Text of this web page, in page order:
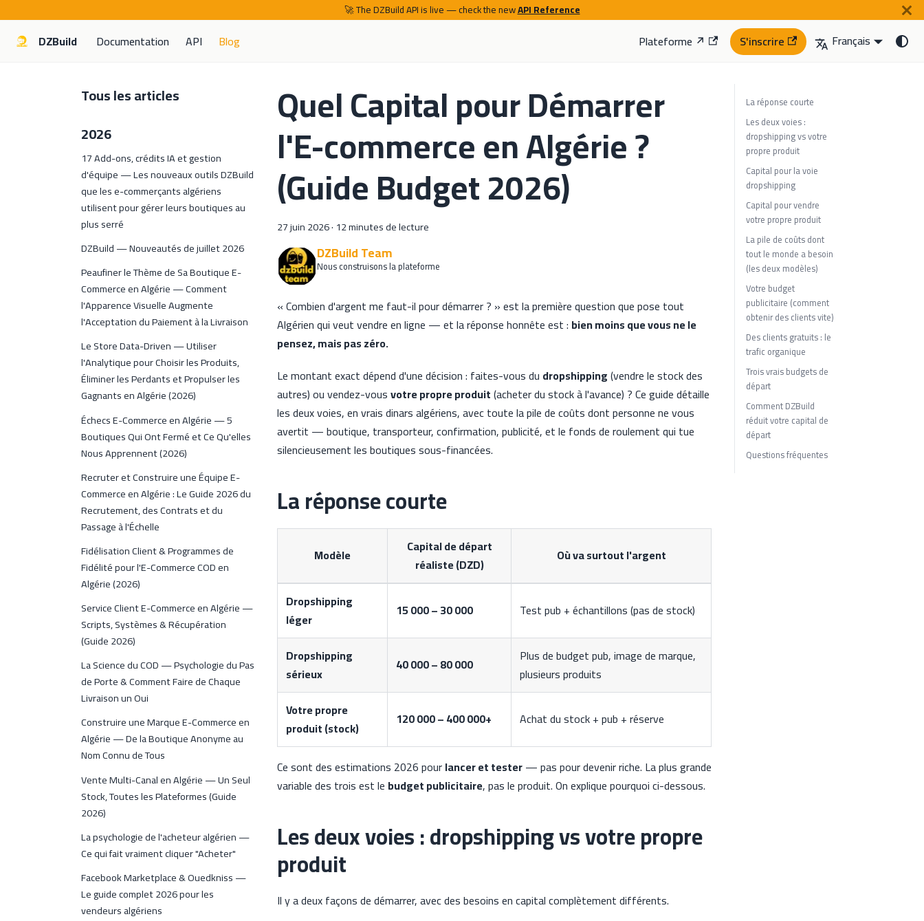
🚀 The DZBuild API is live — check the newAPI Reference
DZBuild Documentation API Blog Plateforme ↗ S'inscrire Français
Tous les articles
2026
17 Add-ons, crédits IA et gestion
d'équipe — Les nouveaux outils DZBuild
que les e-commerçants algériens
utilisent pour gérer leurs boutiques au
plus serré
DZBuild — Nouveautés de juillet 2026
Peaufiner le Thème de Sa Boutique E-
Commerce en Algérie — Comment
l'Apparence Visuelle Augmente
l'Acceptation du Paiement à la Livraison
Le Store Data-Driven — Utiliser
l'Analytique pour Choisir les Produits,
Éliminer les Perdants et Propulser les
Gagnants en Algérie (2026)
Échecs E-Commerce en Algérie — 5
Boutiques Qui Ont Fermé et Ce Qu'elles
Nous Apprennent (2026)
Recruter et Construire une Équipe E-
Commerce en Algérie : Le Guide 2026 du
Recrutement, des Contrats et du
Passage à l'Échelle
Fidélisation Client & Programmes de
Fidélité pour l'E-Commerce COD en
Algérie (2026)
Service Client E-Commerce en Algérie —
Scripts, Systèmes & Récupération
(Guide 2026)
La Science du COD — Psychologie du Pas
de Porte & Comment Faire de Chaque
Livraison un Oui
Construire une Marque E-Commerce en
Algérie — De la Boutique Anonyme au
Nom Connu de Tous
Vente Multi-Canal en Algérie — Un Seul
Stock, Toutes les Plateformes (Guide
2026)
La psychologie de l'acheteur algérien —
Ce qui fait vraiment cliquer "Acheter"
Facebook Marketplace & Ouedkniss —
Le guide complet 2026 pour les
vendeurs algériens
Quel Capital pour Démarrer
l'E-commerce en Algérie ?
(Guide Budget 2026)
27 juin 2026· 12 minutes de lecture
DZBuild Team
Nous construisons la plateforme
« Combien d'argent me faut-il pour démarrer ? » est la première question que pose tout
Algérien qui veut vendre en ligne — et la réponse honnête est : bien moins que vous ne le
pensez, mais pas zéro.
Le montant exact dépend d'une décision : faites-vous du dropshipping(vendre le stock des
autres) ou vendez-vousvotre propre produit(acheter du stock à l'avance) ? Ce guide détaille
les deux voies, en vrais dinars algériens, avec toute la pile de coûts dont personne ne vous
avertit — boutique, transporteur, confirmation, publicité, et le fonds de roulement qui tue
silencieusement les boutiques sous-financées.
La réponse courte
Modèle
Capital de départ
réaliste (DZD)
Où va surtout l'argent
Dropshipping
léger
15 000 – 30 000 Test pub + échantillons (pas de stock)
Dropshipping
sérieux
40 000 – 80 000
Plus de budget pub, image de marque,
plusieurs produits
Votre propre
produit (stock)
120 000 – 400 000+ Achat du stock + pub + réserve
Ce sont des estimations 2026 pourlancer et tester— pas pour devenir riche. La plus grande
variable des trois est le budget publicitaire, pas le produit. On explique pourquoi ci-dessous.
Les deux voies : dropshipping vs votre propre
produit
Il y a deux façons de démarrer, avec des besoins en capital complètement différents.
La réponse courte
Les deux voies :
dropshipping vs votre
propre produit
Capital pour la voie
dropshipping
Capital pour vendre
votre propre produit
La pile de coûts dont
tout le monde a besoin
(les deux modèles)
Votre budget
publicitaire (comment
obtenir des clients vite)
Des clients gratuits : le
trafic organique
Trois vrais budgets de
départ
Comment DZBuild
réduit votre capital de
départ
Questions fréquentes